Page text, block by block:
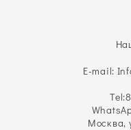
E-mail:
Tel:
Москва,